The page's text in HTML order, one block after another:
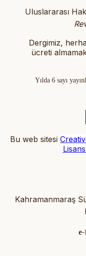
Uluslararası
Dergimiz,
ücreti
Yılda 6 sayı
Bu web sitesi
Kahramanmaraş